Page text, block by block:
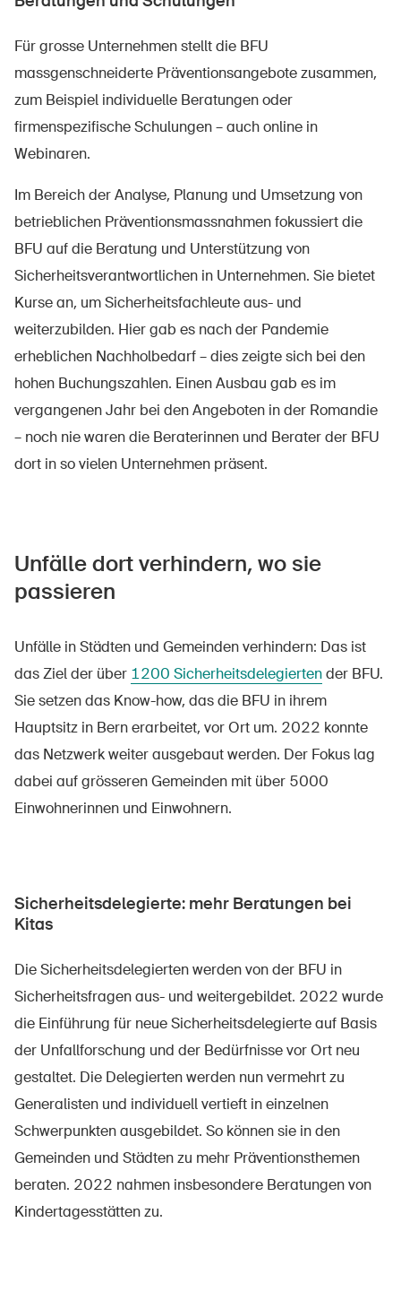
Für grosse Unternehmen stellt die BFU
massgenschneiderte Präventionsangebote zusammen,
zum Beispiel individuelle Beratungen oder
firmenspezifische Schulungen – auch online in
Webinaren.
Im Bereich der Analyse, Planung und Umsetzung von
betrieblichen Präventionsmassnahmen fokussiert die
BFU auf die Beratung und Unterstützung von
Sicherheitsverantwortlichen in Unternehmen. Sie bietet
Kurse an, um Sicherheitsfachleute aus- und
weiterzubilden. Hier gab es nach der Pandemie
erheblichen Nachholbedarf – dies zeigte sich bei den
hohen Buchungszahlen. Einen Ausbau gab es im
vergangenen Jahr bei den Angeboten in der Romandie
– noch nie waren die Beraterinnen und Berater der BFU
dort in so vielen Unternehmen präsent.
Unfälle dort verhindern, wo sie
passieren
Unfälle in Städten und Gemeinden verhindern: Das ist
das Ziel der über 1200 Sicherheitsdelegiertender BFU.
Sie setzen das Know-how, das die BFU in ihrem
Hauptsitz in Bern erarbeitet, vor Ort um. 2022 konnte
das Netzwerk weiter ausgebaut werden. Der Fokus lag
dabei auf grösseren Gemeinden mit über 5000
Einwohnerinnen und Einwohnern.
Sicherheitsdelegierte: mehr Beratungen bei
Kitas
Die Sicherheitsdelegierten werden von der BFU in
Sicherheitsfragen aus- und weitergebildet. 2022 wurde
die Einführung für neue Sicherheitsdelegierte auf Basis
der Unfallforschung und der Bedürfnisse vor Ort neu
gestaltet. Die Delegierten werden nun vermehrt zu
Generalisten und individuell vertieft in einzelnen
Schwerpunkten ausgebildet. So können sie in den
Gemeinden und Städten zu mehr Präventionsthemen
beraten. 2022 nahmen insbesondere Beratungen von
Kindertagesstätten zu.